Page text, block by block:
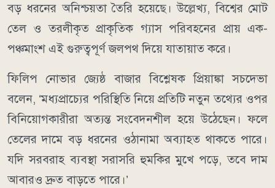
বড় ধরনের অনিশ্চয়তা তৈরি হয়েছে। উল্লেখ্য, বিশ্বের মোট
তেল ও তরলীকৃত প্রাকৃতিক গ্যাস পরিবহনের প্রায় এক-
পঞ্চমাংশ এই গুরুত্বপূর্ণ জলপথ দিয়ে যাতায়াত করে।
ফিলিপ নোভার জ্যেষ্ঠ বাজার বিশ্লেষক প্রিয়াঙ্কা সচদেভা
বলেন, ‘মধ্যপ্রাচ্যের পরিস্থিতি নিয়ে প্রতিটি নতুন তথ্যের ওপর
বিনিয়োগকারীরা অত্যন্ত সংবেদনশীল হয়ে উঠেছেন। ফলে
তেলের দামে বড় ধরনের ওঠানামা অব্যাহত থাকতে পারে।
যদি সরবরাহ ব্যবস্থা সরাসরি হুমকির মুখে পড়ে, তবে দাম
আবারও দ্রুত বাড়তে পারে।’